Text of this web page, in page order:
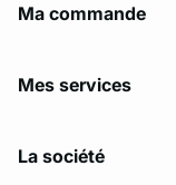
Ma commande
Mes services
La société